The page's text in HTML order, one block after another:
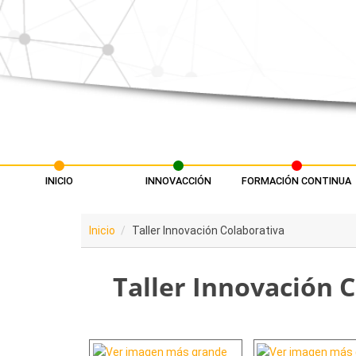
Pasar al contenido principal
INICIO INNOVACCIÓN FORMACIÓN CONTINUA
Inicio Taller Innovación Colaborativa
Taller Innovación